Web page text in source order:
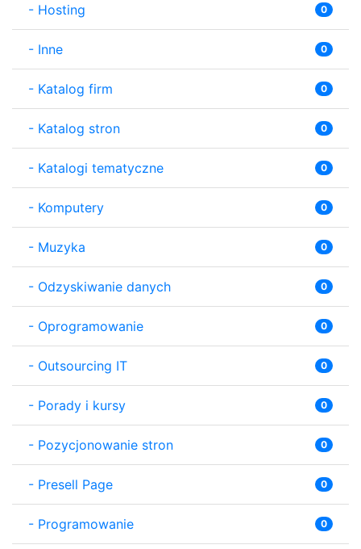
- Hosting 0
- Inne 0
- Katalog firm 0
- Katalog stron 0
- Katalogi tematyczne 0
- Komputery 0
- Muzyka 0
- Odzyskiwanie danych 0
- Oprogramowanie 0
- Outsourcing IT 0
- Porady i kursy 0
- Pozycjonowanie stron 0
- Presell Page 0
- Programowanie 0